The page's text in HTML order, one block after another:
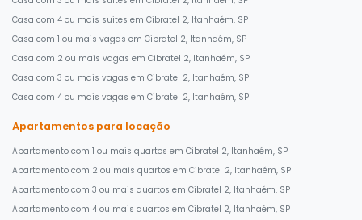
Casa com 4 ou mais suites em Cibratel 2, Itanhaém, SP
Casa com 1 ou mais vagas em Cibratel 2, Itanhaém, SP
Casa com 2 ou mais vagas em Cibratel 2, Itanhaém, SP
Casa com 3 ou mais vagas em Cibratel 2, Itanhaém, SP
Casa com 4 ou mais vagas em Cibratel 2, Itanhaém, SP
Apartamentos para locação
Apartamento com 1 ou mais quartos em Cibratel 2, Itanhaém, SP
Apartamento com 2 ou mais quartos em Cibratel 2, Itanhaém, SP
Apartamento com 3 ou mais quartos em Cibratel 2, Itanhaém, SP
Apartamento com 4 ou mais quartos em Cibratel 2, Itanhaém, SP